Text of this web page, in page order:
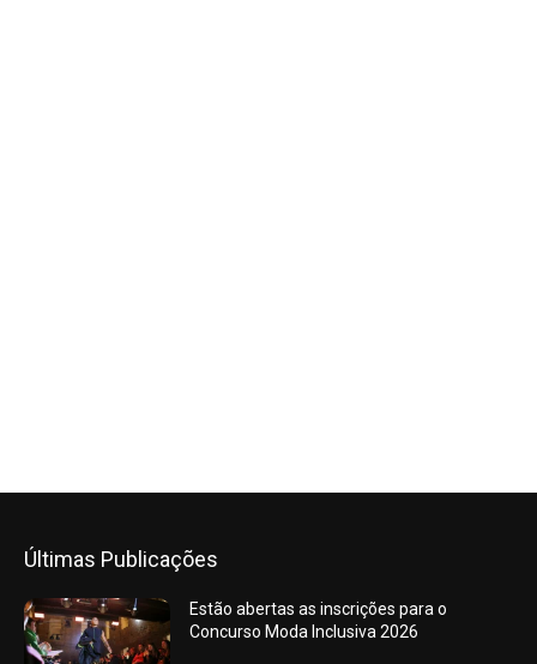
Últimas Publicações
Estão abertas as inscrições para o
Concurso Moda Inclusiva 2026